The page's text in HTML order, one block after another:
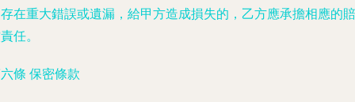
在重大錯誤或遺漏，給甲方造成損失的，乙方應承擔相應的賠
任。
條 保密條款